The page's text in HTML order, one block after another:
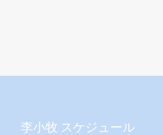
李小牧 スケジュール